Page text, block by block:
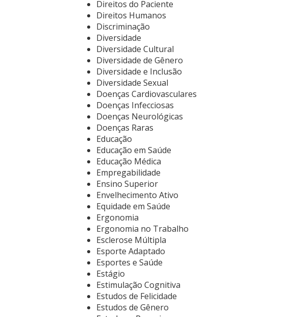
Direitos do Paciente
Direitos Humanos
Discriminação
Diversidade
Diversidade Cultural
Diversidade de Gênero
Diversidade e Inclusão
Diversidade Sexual
Doenças Cardiovasculares
Doenças Infecciosas
Doenças Neurológicas
Doenças Raras
Educação
Educação em Saúde
Educação Médica
Empregabilidade
Ensino Superior
Envelhecimento Ativo
Equidade em Saúde
Ergonomia
Ergonomia no Trabalho
Esclerose Múltipla
Esporte Adaptado
Esportes e Saúde
Estágio
Estimulação Cognitiva
Estudos de Felicidade
Estudos de Gênero